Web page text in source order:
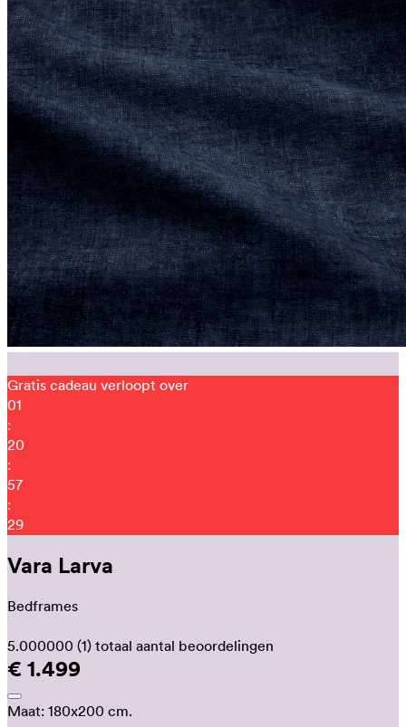
Gratis cadeau verloopt over
01
:
20
:
57
:
15
Vara Larva
Bedframes
5.000000 (1) totaal aantal beoordelingen
€ 1.499
Maat: 180x200 cm.